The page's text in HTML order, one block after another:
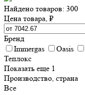
Найдено товаров: 300
Цена товара, ₽
Бренд
Immergas
Oasis
Теплокс
Показать еще 1
Производство, страна
Все